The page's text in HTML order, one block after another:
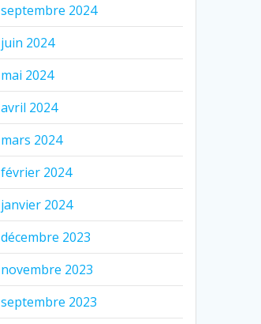
septembre 2024
juin 2024
mai 2024
avril 2024
mars 2024
février 2024
janvier 2024
décembre 2023
novembre 2023
septembre 2023